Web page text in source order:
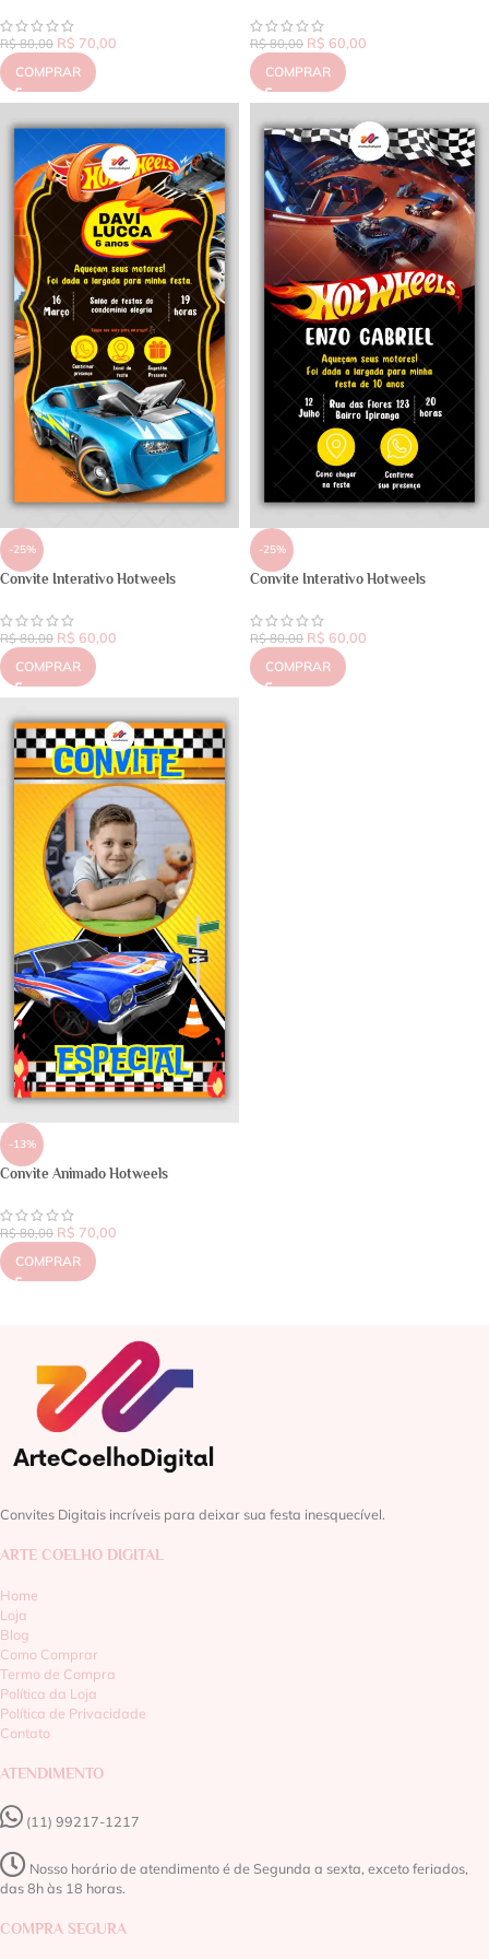
R$80,00 R$ 70,00
COMPRAR
R$80,00 R$ 60,00
COMPRAR
-25%
Convite Interativo Hotweels
R$80,00 R$ 60,00
COMPRAR
-25%
Convite Interativo Hotweels
R$80,00 R$ 60,00
COMPRAR
-13%
Convite Animado Hotweels
R$80,00 R$ 70,00
COMPRAR
Convites Digitais incríveis para deixar sua festa inesquecível.
ARTE COELHO DIGITAL
Home
Loja
Blog
Como Comprar
Termo de Compra
Política da Loja
Política de Privacidade
Contato
ATENDIMENTO
(11) 99217-1217‬
Nosso horário de atendimento é de Segunda a sexta, exceto feriados,
das 8h às 18 horas.
COMPRA SEGURA